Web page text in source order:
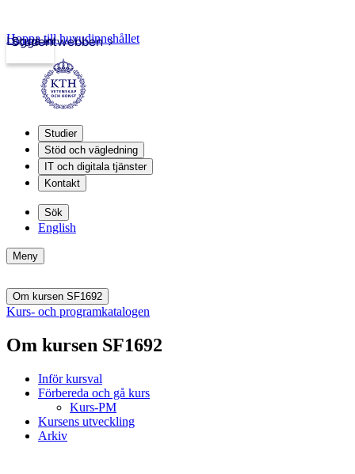
Studentwebben
Logga in
Hoppa till huvudinnehållet
Studier
Stöd och vägledning
IT och digitala tjänster
Kontakt
Sök
English
Meny
Om kursen SF1692
Kurs- och programkatalogen
Om kursen SF1692
Inför kursval
Förbereda och gå kurs
Kurs-PM
Kursens utveckling
Arkiv